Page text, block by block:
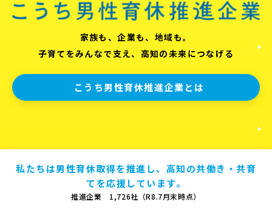
家族も、企業も、地域も。
子育てをみんなで支え、高知の未来につなげる
こうち男性育休推進企業とは
私たちは男性育休取得を推進し、高知の共働き・共育
てを応援しています。
推進企業 1,726社（R8.7月末時点）